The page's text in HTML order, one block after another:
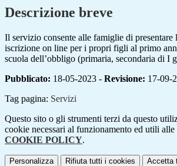
Descrizione breve
Il servizio consente alle famiglie di presentare
iscrizione on line per i propri figli al primo
scuola dell’obbligo (primaria, secondaria di I
Pubblicato: 18-05-2023 - Revisione: 17-09-
Tag pagina: Servizi
Questo sito o gli strumenti terzi da questo
cookie necessari al funzionamento ed utili
COOKIE POLICY.
Personalizza Rifiuta tutti i cookies Accetta